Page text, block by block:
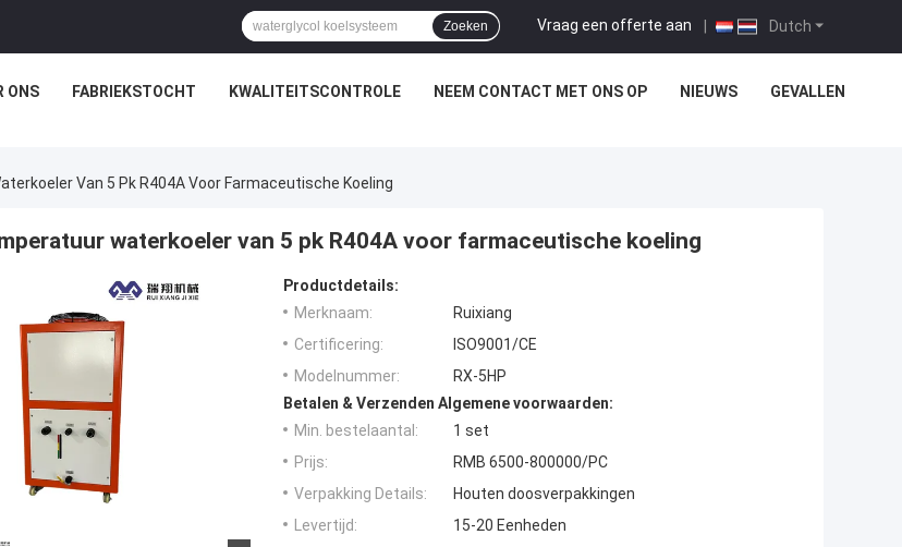
Dutch
Vraag een offerte aan |
Zoeken
ONS FABRIEKSTOCHT KWALITEITSCONTROLE NEEM CONTACT MET ONS OP NIEUWS GEVALLEN
Van 5 Pk R404A Voor Farmaceutische Koeling
waterkoeler van 5 pk R404A voor farmaceutische koeling
Productdetails:
Merknaam:
Ruixiang
Certificering:
ISO9001/CE
Modelnummer:
RX-5HP
Betalen & Verzenden Algemene voorwaarden:
Min. bestelaantal:
1 set
Prijs:
RMB 6500-800000/PC
Verpakking Details:
Houten doosverpakkingen
Levertijd:
15-20 Eenheden